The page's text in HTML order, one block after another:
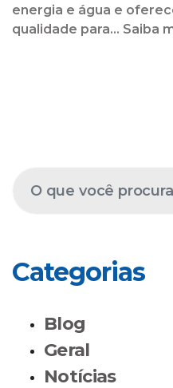
energia e água e
qualidade para... Saiba
Categorias
Blog
Geral
Notícias